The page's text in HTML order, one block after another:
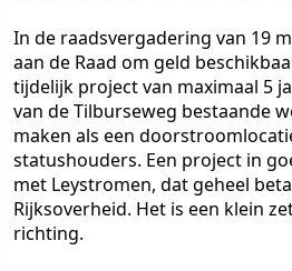
In de raadsvergadering van 19
aan de Raad om geld
tijdelijk project van maximaal 5
van de Tilburseweg bestaande
maken als een
statushouders. Een project in
met Leystromen, dat geheel
Rijksoverheid. Het is een klein
richting.